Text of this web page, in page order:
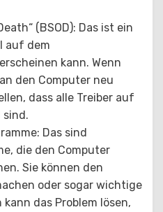
(BSOD): Das ist ein
auf dem
kann. Wenn
den Computer neu
dass alle Treiber auf
sind.
Das sind
die den Computer
Sie können den
oder sogar wichtige
das Problem lösen,